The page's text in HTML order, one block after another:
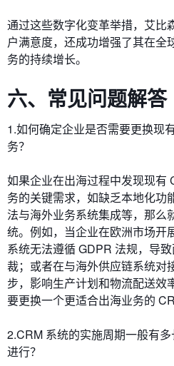
通过这些数字化变革举措，艾比
户满意度，还成功增强了其在全
务的持续增长。
六、常见问题解答
1.如何确定企业是否需要更换现
务？
如果企业在出海过程中发现现有
务的关键需求，如缺乏本地化功
法与海外业务系统集成等，那么
统。例如，当企业在欧洲市场开
系统无法遵循 GDPR 法规，导
裁；或者在与海外供应链系统对
步，影响生产计划和物流配送效
要更换一个更适合出海业务的
2.CRM 系统的实施周期一般有
进行？